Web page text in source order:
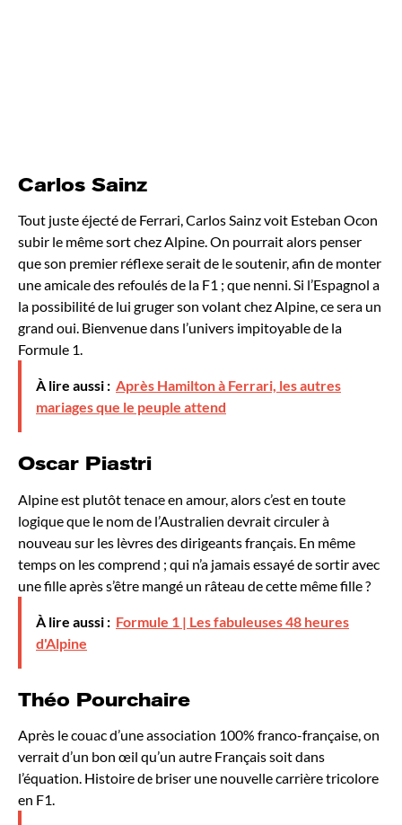
Carlos Sainz
Tout juste éjecté de Ferrari, Carlos Sainz voit Esteban Ocon
subir le même sort chez Alpine. On pourrait alors penser
que son premier réflexe serait de le soutenir, afin de monter
une amicale des refoulés de la F1 ; que nenni. Si l’Espagnol a
la possibilité de lui gruger son volant chez Alpine, ce sera un
grand oui. Bienvenue dans l’univers impitoyable de la
Formule 1.
À lire aussi : Après Hamilton à Ferrari, les autres
mariages que le peuple attend
Oscar Piastri
Alpine est plutôt tenace en amour, alors c’est en toute
logique que le nom de l’Australien devrait circuler à
nouveau sur les lèvres des dirigeants français. En même
temps on les comprend ; qui n’a jamais essayé de sortir avec
une fille après s’être mangé un râteau de cette même fille ?
À lire aussi : Formule 1 | Les fabuleuses 48 heures
d'Alpine
Théo Pourchaire
Après le couac d’une association 100% franco-française, on
verrait d’un bon œil qu’un autre Français soit dans
l’équation. Histoire de briser une nouvelle carrière tricolore
en F1.